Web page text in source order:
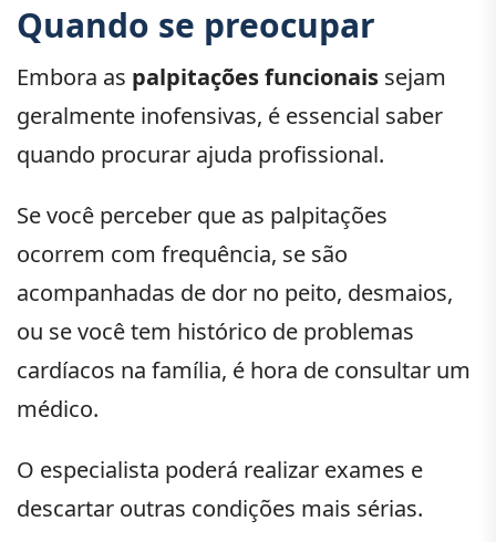
Quando se preocupar
Embora as palpitações funcionais sejam
geralmente inofensivas, é essencial saber
quando procurar ajuda profissional.
Se você perceber que as palpitações
ocorrem com frequência, se são
acompanhadas de dor no peito, desmaios,
ou se você tem histórico de problemas
cardíacos na família, é hora de consultar um
médico.
O especialista poderá realizar exames e
descartar outras condições mais sérias.